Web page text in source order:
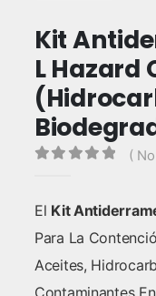
Kit
L Hazard
(
El Kit
Para La
Aceites,